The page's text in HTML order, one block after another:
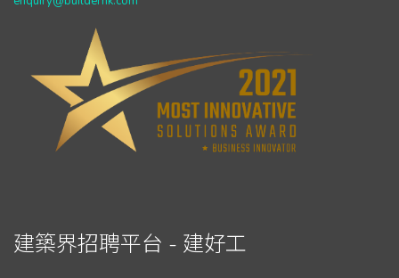
建築界招聘平台 - 建好工